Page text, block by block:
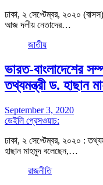
ঢাকা, ২ সেপ্টেম্বর, ২০২০
আজ দলীয় নেতাদের…
জাতীয়
ভারত-বাংলাদেশের
তথ্যমন্ত্রী ড. হাছান
September 3, 2020
ডেইলি প্রেসওয়াচ:
ঢাকা, ২ সেপ্টেম্বর, ২০২০ :
হাছান মাহমুদ বলেছেন,…
রাজনীতি